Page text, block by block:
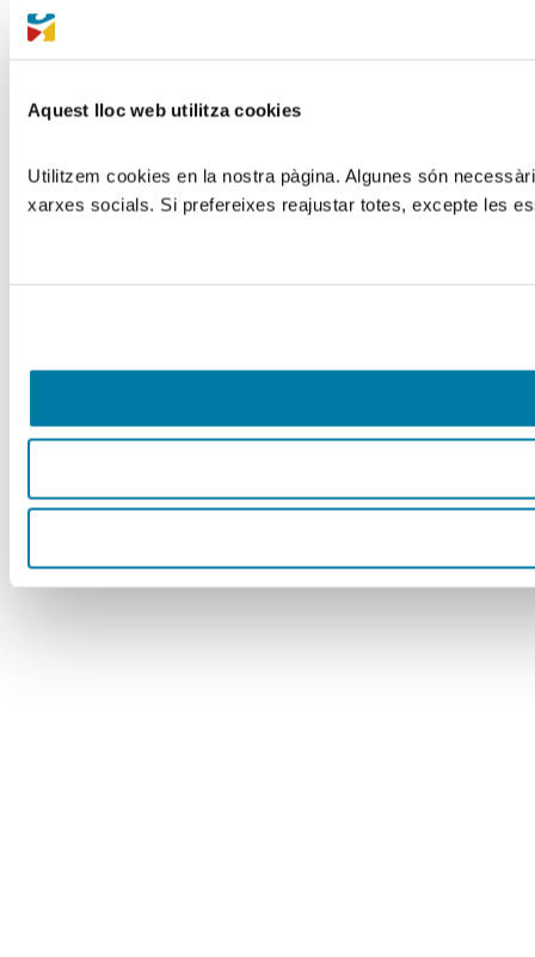
Aquest lloc web utilitza cookies
Utilitzem cookies en la nostra pàgina. Algunes són
xarxes socials. Si prefereixes reajustar totes, excepte les